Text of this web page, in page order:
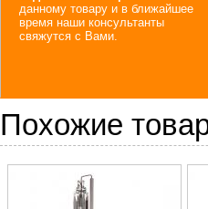
данному товару и в ближайшее
время наши консультанты
свяжутся с Вами.
Похожие